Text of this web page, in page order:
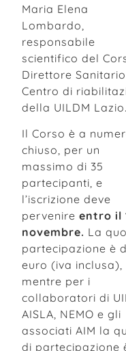
Maria Elena
Lombardo,
responsabile
scientifico del
Direttore
Centro di
della UILDM Lazio.
Il Corso è a
chiuso, per un
massimo di 35
partecipanti, e
l’iscrizione deve
pervenire entro il
novembre. La
partecipazione è
euro (iva inclusa),
mentre per i
collaboratori di
AISLA, NEMO e gli
associati AIM la
di partecipazione